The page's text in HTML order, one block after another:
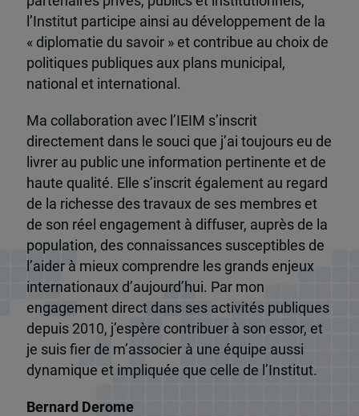
l’Institut participe ainsi au développement de la
« diplomatie du savoir » et contribue au choix de
politiques publiques aux plans municipal,
national et international.
Ma collaboration avec l’IEIM s’inscrit
directement dans le souci que j’ai toujours eu de
livrer au public une information pertinente et de
haute qualité. Elle s’inscrit également au regard
de la richesse des travaux de ses membres et
de son réel engagement à diffuser, auprès de la
population, des connaissances susceptibles de
l’aider à mieux comprendre les grands enjeux
internationaux d’aujourd’hui. Par mon
engagement direct dans ses activités publiques
depuis 2010, j’espère contribuer à son essor, et
je suis fier de m’associer à une équipe aussi
dynamique et impliquée que celle de l’Institut.
Bernard Derome